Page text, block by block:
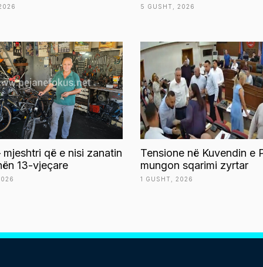
5 GUSHT, 2026
mjeshtri që e nisi zanatin
13-vjeçare
Tensione në Kuvendin e
mungon sqarimi zyrtar
1 GUSHT, 2026